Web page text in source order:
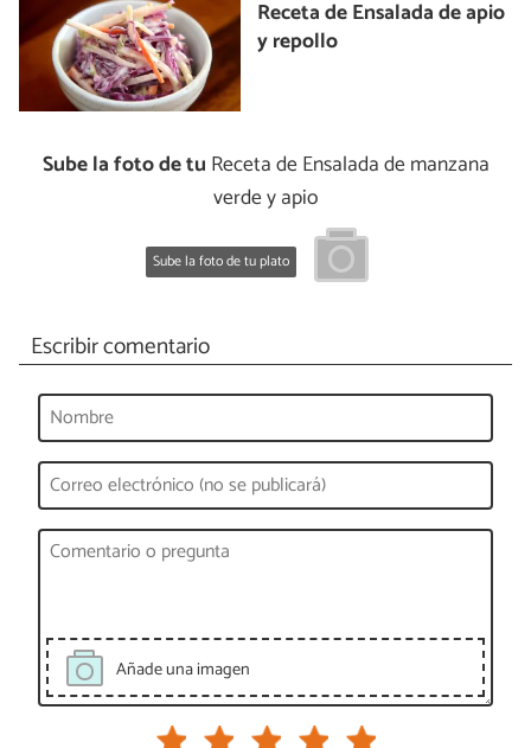
Receta de Ensalada de apio
y repollo
Sube la foto de tu Receta de Ensalada de manzana
verde y apio
Sube la foto de tu plato
Escribir comentario
Añade una imagen